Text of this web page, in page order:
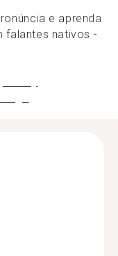
e aprenda
falantes nativos -